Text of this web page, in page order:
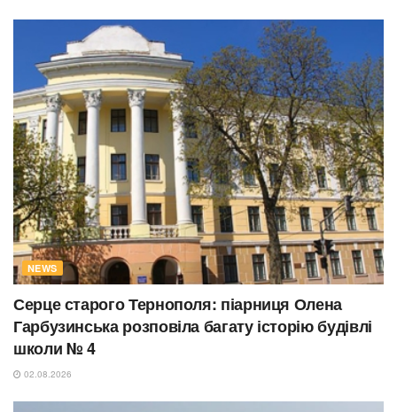
NEWS
Серце старого Тернополя: піарниця Олена
Гарбузинська розповіла багату історію будівлі
школи № 4
02.08.2026